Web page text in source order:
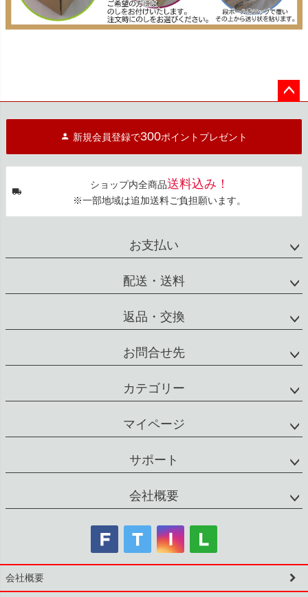
へ
新規会員登録で300ポイントプレゼント
ショップ内全商品送料込み！
※一部地域は追加送料ご負担願います。
お支払い
配送・送料
返品・交換
お問合せ先
カテゴリー
マイページ
サポート
会社概要
会社概要